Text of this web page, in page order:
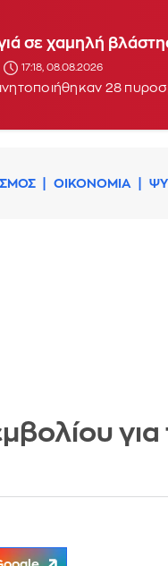
σε χαμηλή
17:18, 08.08.2026
28
ΟΙΚΟΝΟΜΙΑ
για